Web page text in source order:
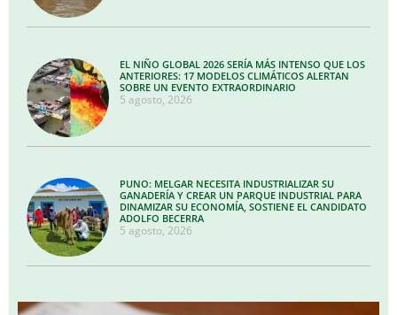
EL NIÑO GLOBAL 2026 SERÍA MÁS INTENSO QUE LOS
ANTERIORES: 17 MODELOS CLIMÁTICOS ALERTAN
SOBRE UN EVENTO EXTRAORDINARIO
5 agosto, 2026
PUNO: MELGAR NECESITA INDUSTRIALIZAR SU
GANADERÍA Y CREAR UN PARQUE INDUSTRIAL PARA
DINAMIZAR SU ECONOMÍA, SOSTIENE EL CANDIDATO
ADOLFO BECERRA
5 agosto, 2026